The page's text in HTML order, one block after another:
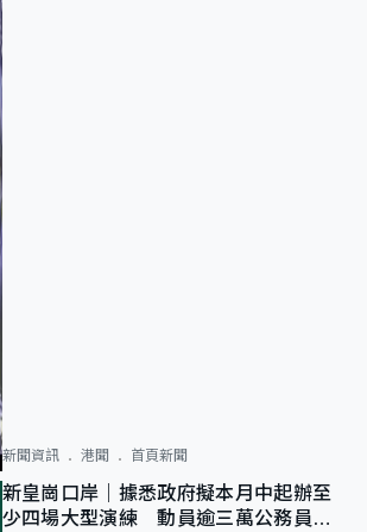
新聞資訊 港聞 首頁新聞
新皇崗口岸｜據悉政府擬本月中起辦至
少四場大型演練 動員逾三萬公務員人